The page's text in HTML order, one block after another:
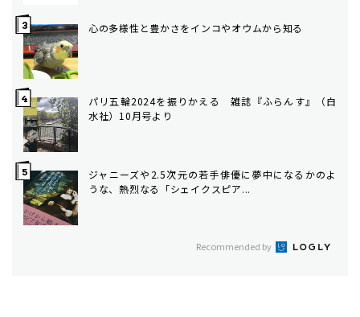
心の多様性と豊かさをインコやオウムから知る
パリ五輪2024を振りかえる 雑誌『ふらんす』（白
水社）10月号より
ジャニーズや2.5次元の若手俳優に夢中になるかのよ
うな、熱烈なる「シェイクスピア...
Recommended by